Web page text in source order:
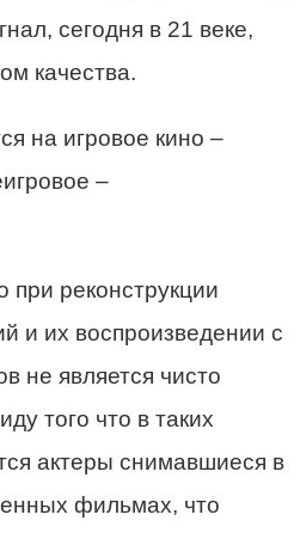
сегодня в 21 веке,
качества.
на игровое кино –
–
при реконструкции
и их воспроизведении с
не является чисто
того что в таких
актеры снимавшиеся в
фильмах, что